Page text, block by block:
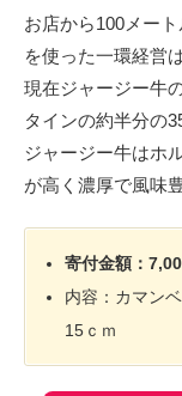
お店から100メー
を使った一環経営
現在ジャージー牛
タインの約半分の
ジャージー牛はホ
が高く濃厚で風味
寄付金額：
内容：カマン
15ｃｍ